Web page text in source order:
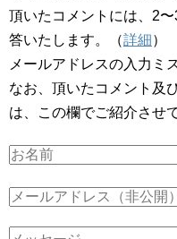
頂いたコメントには、2
答いたします。（詳細）
メールアドレスの入力ミ
なお、頂いたコメント及
は、この欄でご紹介させ